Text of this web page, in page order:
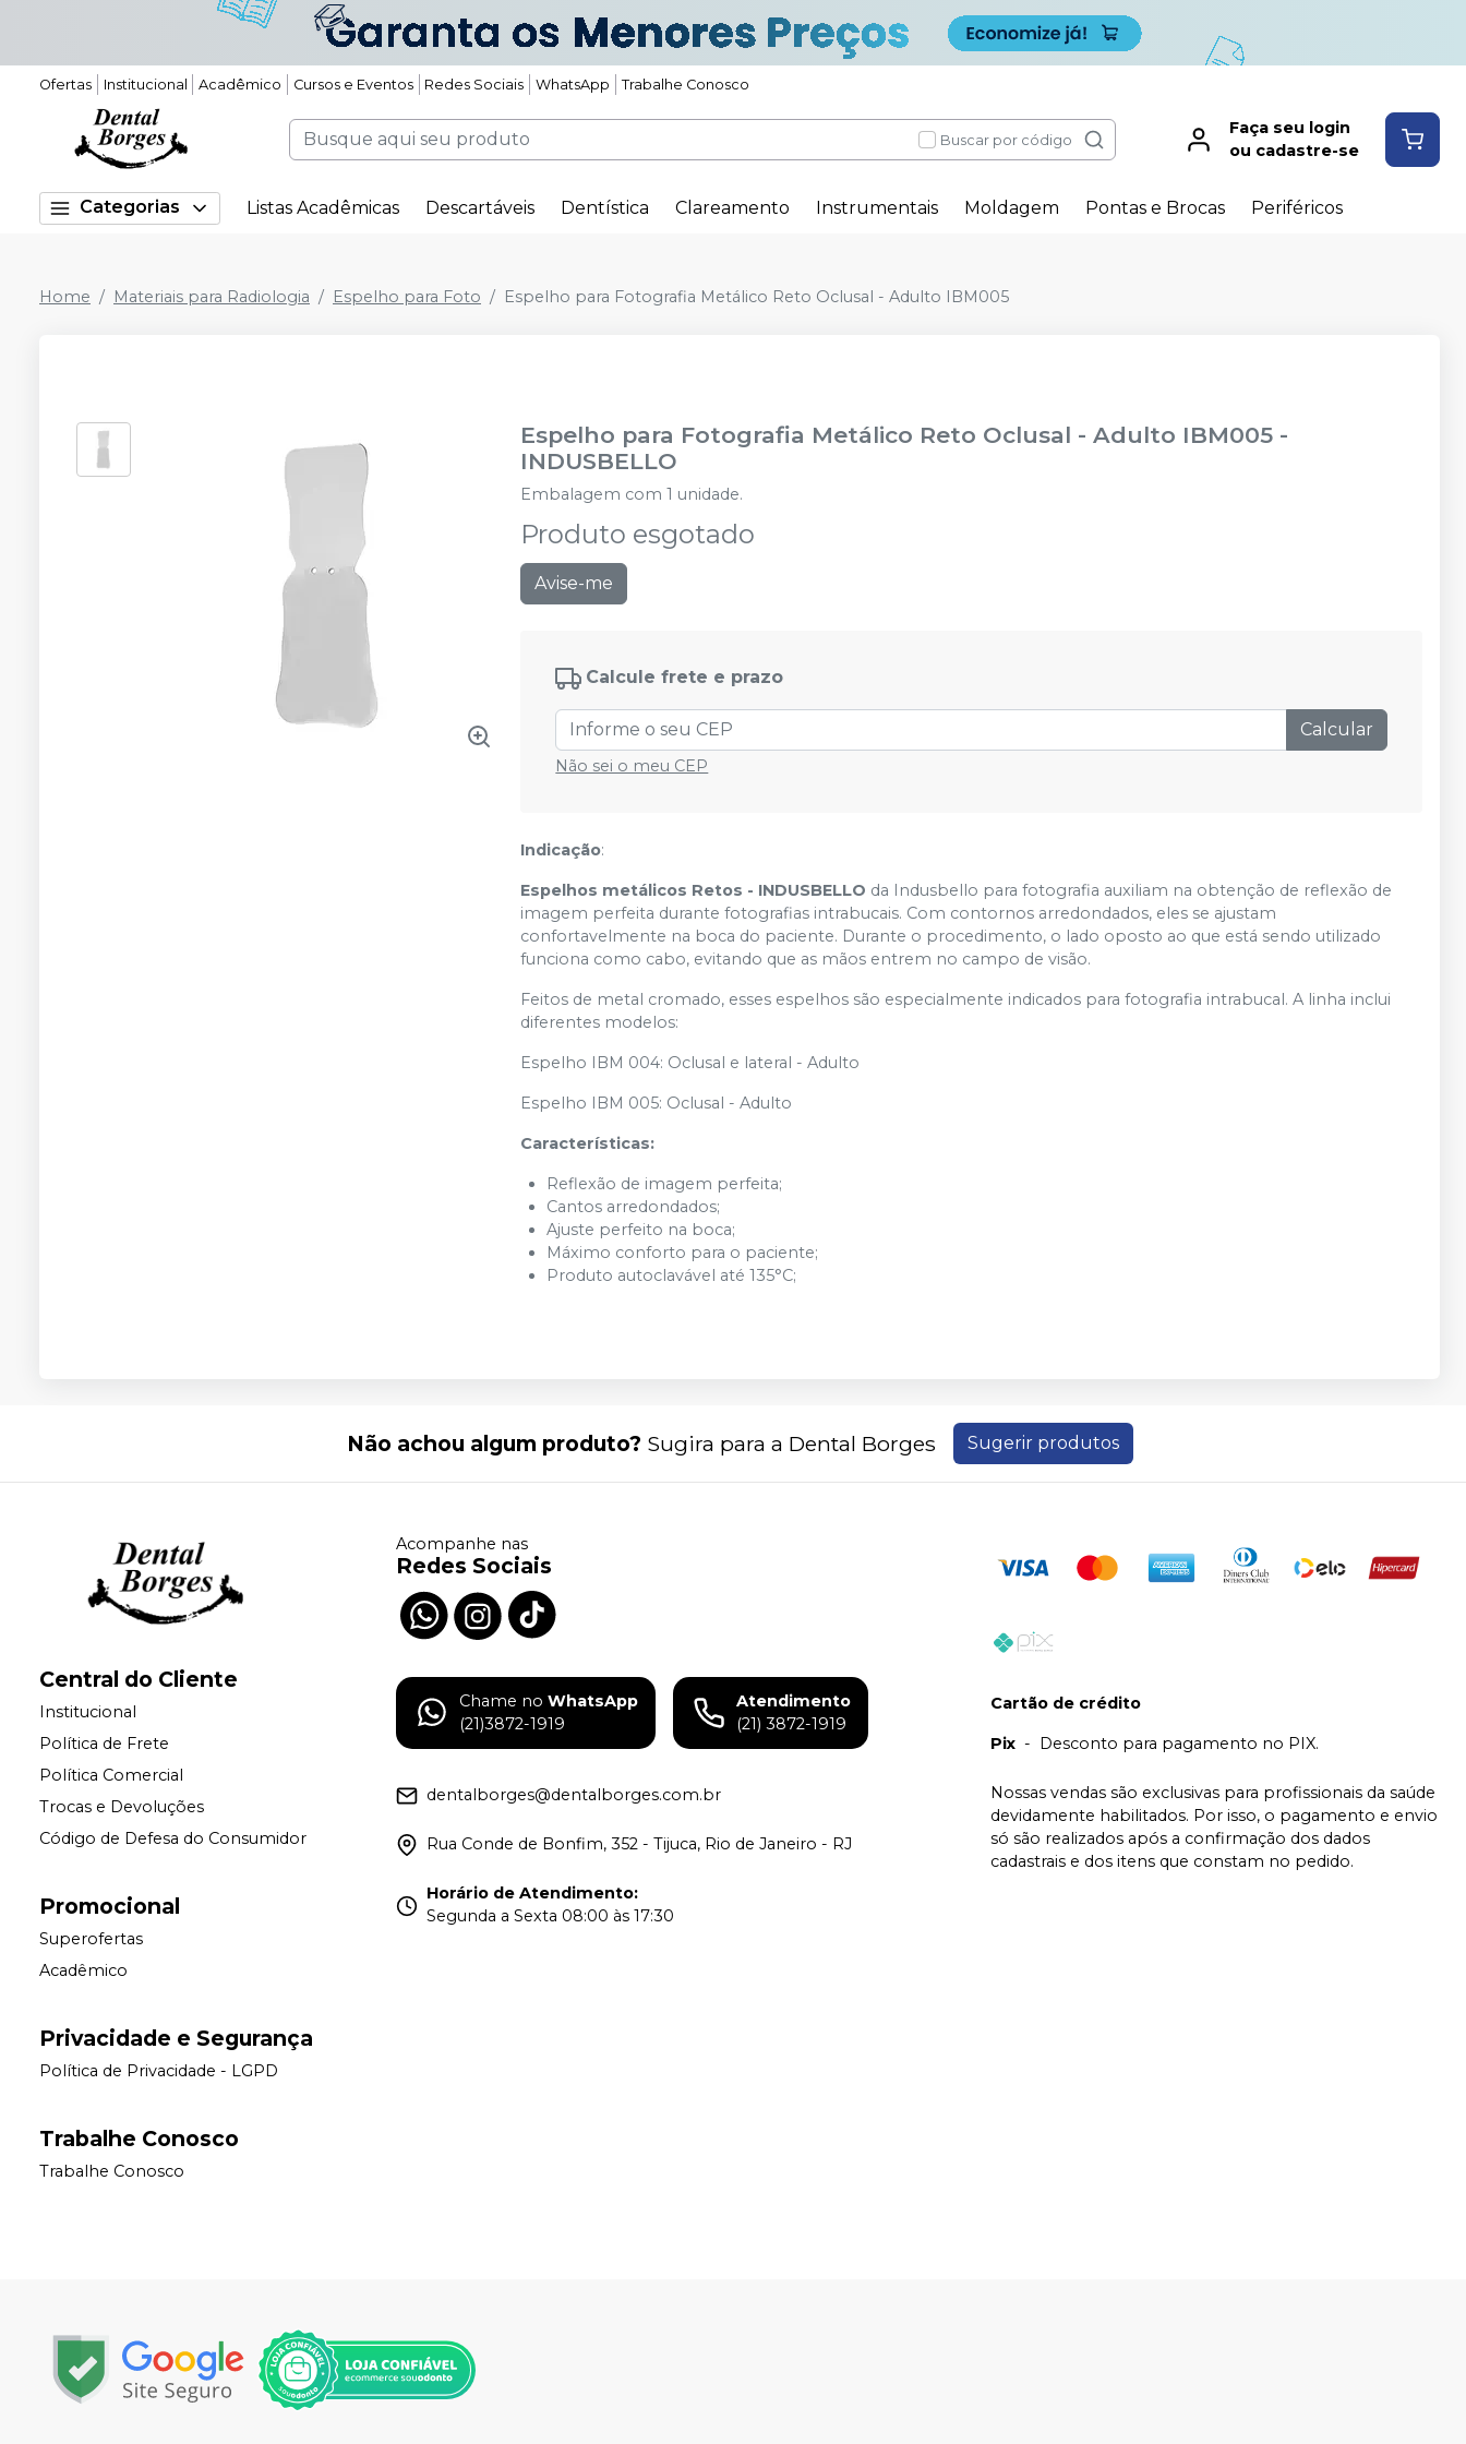
Ofertas Institucional Acadêmico Cursos e Eventos Redes Sociais WhatsApp Trabalhe Conosco
Buscar por código
Faça seu login
ou cadastre-se
Categorias Listas Acadêmicas Descartáveis Dentística Clareamento Instrumentais Moldagem Pontas e Brocas Periféricos
Home Materiais para Radiologia Espelho para Foto Espelho para Fotografia Metálico Reto Oclusal - Adulto IBM005
Espelho para Fotografia Metálico Reto Oclusal - Adulto IBM005 -
INDUSBELLO
Embalagem com 1 unidade.
Produto esgotado
Avise-me
Calcule frete e prazo
Calcular
Não sei o meu CEP
Indicação:
Espelhos metálicos Retos - INDUSBELLO da Indusbello para fotografia auxiliam na obtenção de reflexão de
imagem perfeita durante fotografias intrabucais. Com contornos arredondados, eles se ajustam
confortavelmente na boca do paciente. Durante o procedimento, o lado oposto ao que está sendo utilizado
funciona como cabo, evitando que as mãos entrem no campo de visão.
Feitos de metal cromado, esses espelhos são especialmente indicados para fotografia intrabucal. A linha inclui
diferentes modelos:
Espelho IBM 004: Oclusal e lateral - Adulto
Espelho IBM 005: Oclusal - Adulto
Características:
Reflexão de imagem perfeita;
Cantos arredondados;
Ajuste perfeito na boca;
Máximo conforto para o paciente;
Produto autoclavável até 135°C;
Não achou algum produto? Sugira para a Dental Borges Sugerir produtos
Central do Cliente
Institucional
Política de Frete
Política Comercial
Trocas e Devoluções
Código de Defesa do Consumidor
Promocional
Superofertas
Acadêmico
Privacidade e Segurança
Política de Privacidade - LGPD
Trabalhe Conosco
Trabalhe Conosco
Acompanhe nas
Redes Sociais
Chame no WhatsApp
(21)3872-1919
Atendimento
(21) 3872-1919
dentalborges@dentalborges.com.br
Rua Conde de Bonfim, 352 - Tijuca, Rio de Janeiro - RJ
Horário de Atendimento:
Segunda a Sexta 08:00 às 17:30
Cartão de crédito
Pix - Desconto para pagamento no PIX.
Nossas vendas são exclusivas para profissionais da saúde
devidamente habilitados. Por isso, o pagamento e envio
só são realizados após a confirmação dos dados
cadastrais e dos itens que constam no pedido.